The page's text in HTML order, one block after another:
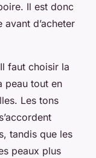
Il est donc
d’acheter
faut choisir la
peau tout en
Les tons
tandis que les
peaux plus